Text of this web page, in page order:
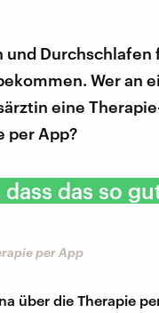
Durchschlafen
Wer an
eine
per App?
das so
per App
über die Therapie